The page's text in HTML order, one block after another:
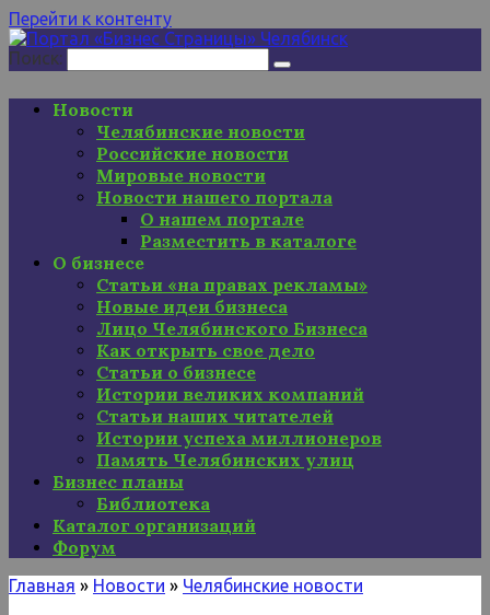
Перейти к контенту
Поиск:
Новости
Челябинские новости
Российские новости
Мировые новости
Новости нашего портала
О нашем портале
Разместить в каталоге
О бизнесе
Статьи «на правах рекламы»
Новые идеи бизнеса
Лицо Челябинского Бизнеса
Как открыть свое дело
Статьи о бизнесе
Истории великих компаний
Статьи наших читателей
Истории успеха миллионеров
Память Челябинских улиц
Бизнес планы
Библиотека
Каталог организаций
Форум
Главная » Новости » Челябинские новости